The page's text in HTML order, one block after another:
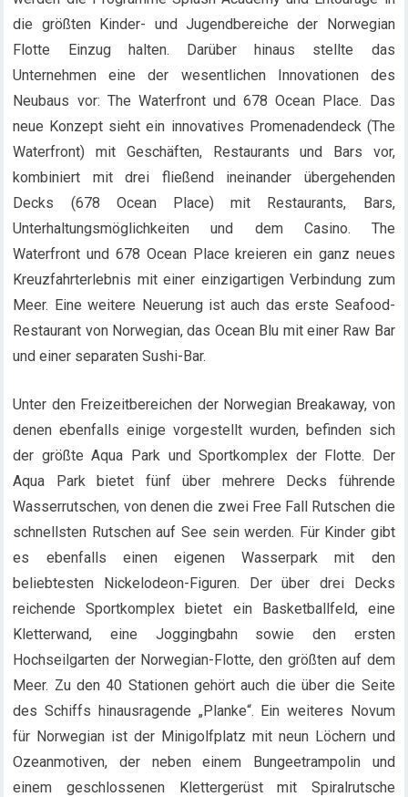
die größten Kinder- und Jugendbereiche der Norwegian
Flotte Einzug halten. Darüber hinaus stellte das
Unternehmen eine der wesentlichen Innovationen des
Neubaus vor: The Waterfront und 678 Ocean Place. Das
neue Konzept sieht ein innovatives Promenadendeck (The
Waterfront) mit Geschäften, Restaurants und Bars vor,
kombiniert mit drei fließend ineinander übergehenden
Decks (678 Ocean Place) mit Restaurants, Bars,
Unterhaltungsmöglichkeiten und dem Casino. The
Waterfront und 678 Ocean Place kreieren ein ganz neues
Kreuzfahrterlebnis mit einer einzigartigen Verbindung zum
Meer. Eine weitere Neuerung ist auch das erste Seafood-
Restaurant von Norwegian, das Ocean Blu mit einer Raw Bar
und einer separaten Sushi-Bar.
Unter den Freizeitbereichen der Norwegian Breakaway, von
denen ebenfalls einige vorgestellt wurden, befinden sich
der größte Aqua Park und Sportkomplex der Flotte. Der
Aqua Park bietet fünf über mehrere Decks führende
Wasserrutschen, von denen die zwei Free Fall Rutschen die
schnellsten Rutschen auf See sein werden. Für Kinder gibt
es ebenfalls einen eigenen Wasserpark mit den
beliebtesten Nickelodeon-Figuren. Der über drei Decks
reichende Sportkomplex bietet ein Basketballfeld, eine
Kletterwand, eine Joggingbahn sowie den ersten
Hochseilgarten der Norwegian-Flotte, den größten auf dem
Meer. Zu den 40 Stationen gehört auch die über die Seite
des Schiffs hinausragende „Planke“. Ein weiteres Novum
für Norwegian ist der Minigolfplatz mit neun Löchern und
Ozeanmotiven, der neben einem Bungeetrampolin und
einem geschlossenen Klettergerüst mit Spiralrutsche